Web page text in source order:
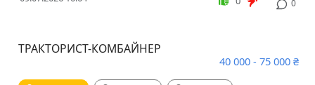
0
ТРАКТОРИСТ-КОМБАЙНЕР
40 000 - 75 000 ₴